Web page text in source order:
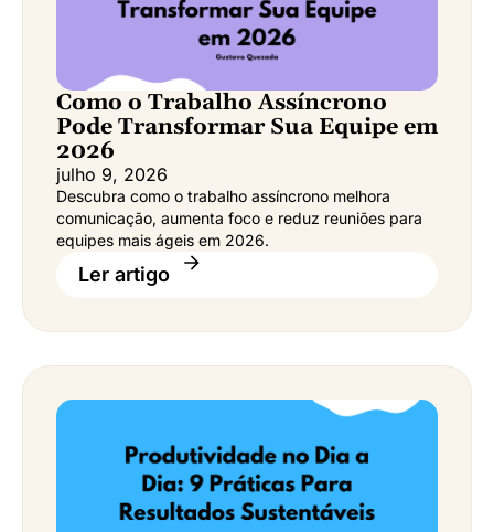
Como o Trabalho Assíncrono
Pode Transformar Sua Equipe em
2026
julho 9, 2026
Descubra como o trabalho assíncrono melhora
comunicação, aumenta foco e reduz reuniões para
equipes mais ágeis em 2026.
Ler artigo